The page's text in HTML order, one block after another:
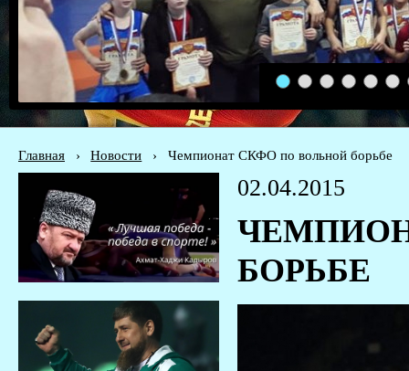
1 2 3 4 5 6
Главная › Новости › Чемпионат СКФО по вольной борьбе
02.04.2015
БОРЬБЕ